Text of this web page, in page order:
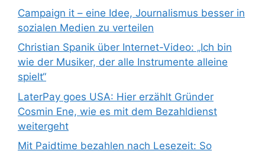
Campaign it – eine Idee, Journalismus besser in
sozialen Medien zu verteilen
Christian Spanik über Internet-Video: „Ich bin
wie der Musiker, der alle Instrumente alleine
spielt“
LaterPay goes USA: Hier erzählt Gründer
Cosmin Ene, wie es mit dem Bezahldienst
weitergeht
Mit Paidtime bezahlen nach Lesezeit: So